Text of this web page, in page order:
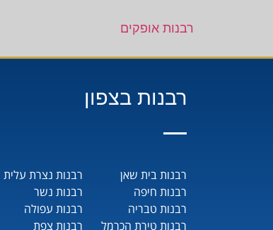
רבנות אופקים
רבנות בצפון
רבנות בית שאן
רבנות חיפה
רבנות טבריה
רבנות טירת הכרמל
רבנות נצרת עלית
רבנות נשר
רבנות עפולה
רבנות צפת